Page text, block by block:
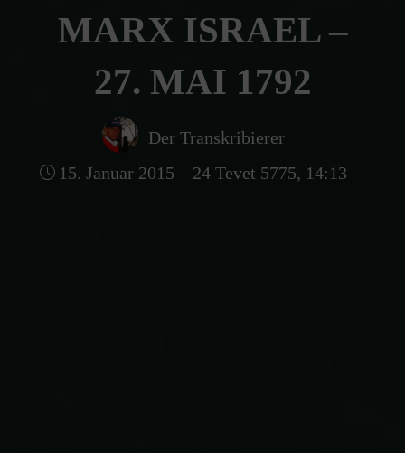
MARX ISRAEL –
27. MAI 1792
Der Transkribierer
15. Januar 2015 – 24 Tevet 5775, 14:13